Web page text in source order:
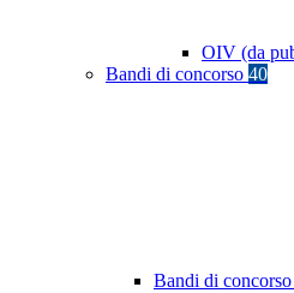
OIV (da
Bandi di concorso 40
Bandi di concorso